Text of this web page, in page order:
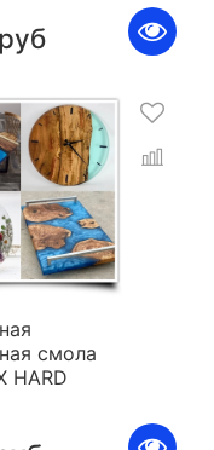
смола
HARD